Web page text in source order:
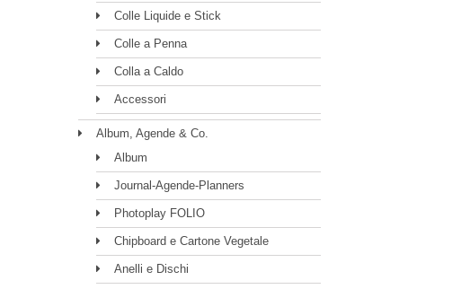
Colle Liquide e Stick
Colle a Penna
Colla a Caldo
Accessori
Album, Agende & Co.
Album
Journal-Agende-Planners
Photoplay FOLIO
Chipboard e Cartone Vegetale
Anelli e Dischi